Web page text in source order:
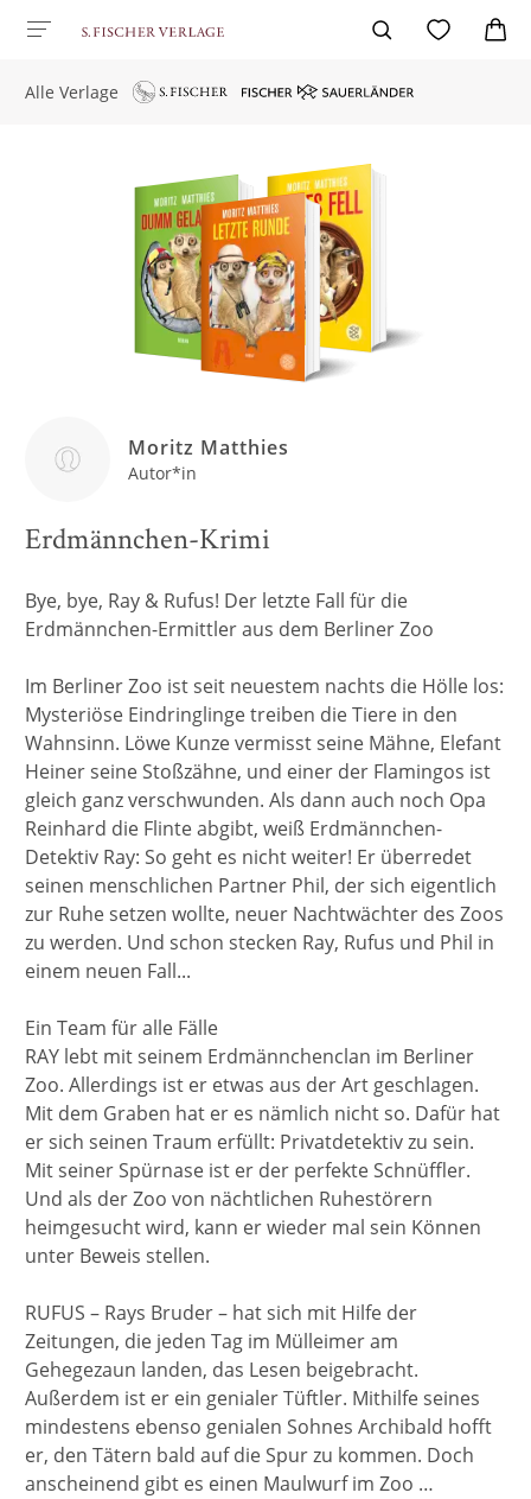
Alle Verlage
Moritz Matthies
Autor*in
Erdmännchen-Krimi
Bye, bye, Ray & Rufus! Der letzte Fall für die
Erdmännchen-Ermittler aus dem Berliner Zoo
Im Berliner Zoo ist seit neuestem nachts die Hölle los:
Mysteriöse Eindringlinge treiben die Tiere in den
Wahnsinn. Löwe Kunze vermisst seine Mähne, Elefant
Heiner seine Stoßzähne, und einer der Flamingos ist
gleich ganz verschwunden. Als dann auch noch Opa
Reinhard die Flinte abgibt, weiß Erdmännchen-
Detektiv Ray: So geht es nicht weiter! Er überredet
seinen menschlichen Partner Phil, der sich eigentlich
zur Ruhe setzen wollte, neuer Nachtwächter des Zoos
zu werden. Und schon stecken Ray, Rufus und Phil in
einem neuen Fall...
Ein Team für alle Fälle
RAY lebt mit seinem Erdmännchenclan im Berliner
Zoo. Allerdings ist er etwas aus der Art geschlagen.
Mit dem Graben hat er es nämlich nicht so. Dafür hat
er sich seinen Traum erfüllt: Privatdetektiv zu sein.
Mit seiner Spürnase ist er der perfekte Schnüffler.
Und als der Zoo von nächtlichen Ruhestörern
heimgesucht wird, kann er wieder mal sein Können
unter Beweis stellen.
RUFUS – Rays Bruder – hat sich mit Hilfe der
Zeitungen, die jeden Tag im Mülleimer am
Gehegezaun landen, das Lesen beigebracht.
Außerdem ist er ein genialer Tüftler. Mithilfe seines
mindestens ebenso genialen Sohnes Archibald hofft
er, den Tätern bald auf die Spur zu kommen. Doch
anscheinend gibt es einen Maulwurf im Zoo …